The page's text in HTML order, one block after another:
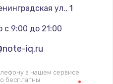
ул., 1
с 9:00 до 21:00
iq.ru
в нашем сервисе
бесплатны